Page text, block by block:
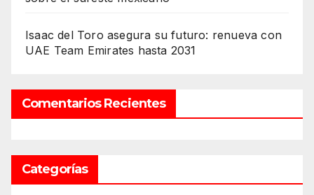
Isaac del Toro asegura su futuro: renueva con
UAE Team Emirates hasta 2031
Comentarios Recientes
Categorías